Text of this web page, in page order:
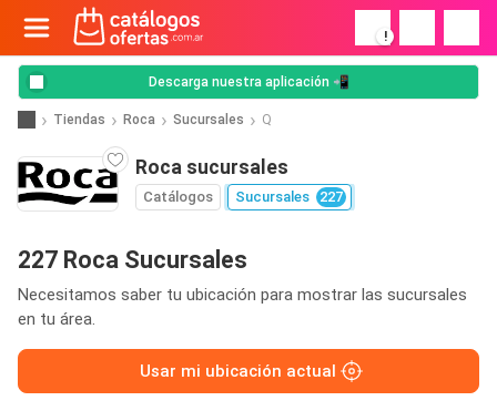
!
Descarga nuestra aplicación 📲
Tiendas Roca Sucursales Q
Roca sucursales
Catálogos Sucursales 227
227 Roca Sucursales
Necesitamos saber tu ubicación para mostrar las sucursales
en tu área.
Usar mi ubicación actual